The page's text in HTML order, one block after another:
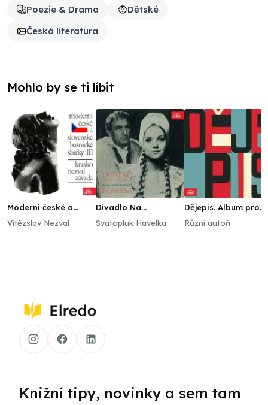
Poezie & Drama
Dětské
Česká literatura
Mohlo by se ti líbit
Moderní české a
sbírky III.
Vítězslav Nezval
Divadlo Na
Vilém Mrštíkovi
Svatopluk Havelka
Dějepis. Album pro
Různí autoři
Knižní tipy, novinky a sem tam